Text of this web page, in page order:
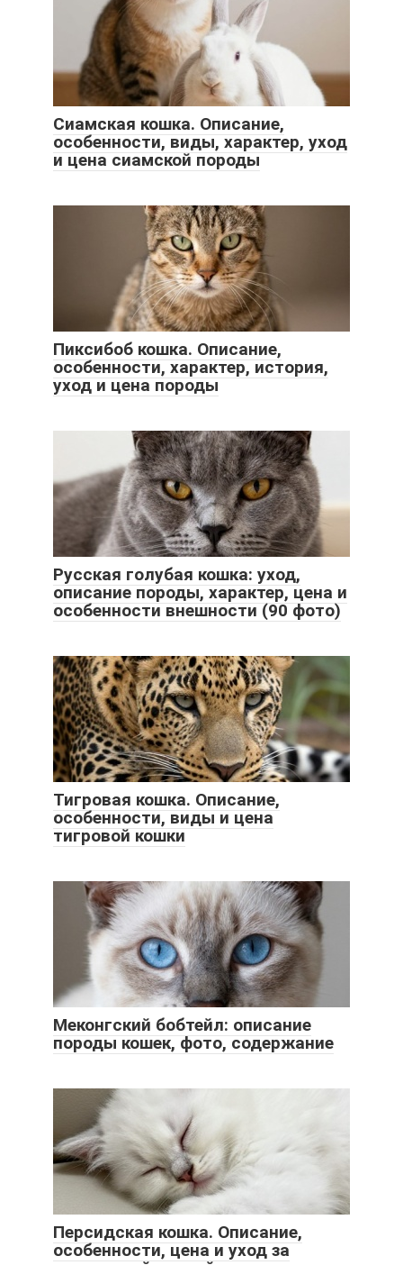
Сиамская кошка. Описание,
особенности, виды, характер, уход
и цена сиамской породы
Пиксибоб кошка. Описание,
особенности, характер, история,
уход и цена породы
Русская голубая кошка: уход,
описание породы, характер, цена и
особенности внешности (90 фото)
Тигровая кошка. Описание,
особенности, виды и цена
тигровой кошки
Меконгский бобтейл: описание
породы кошек, фото, содержание
Персидская кошка. Описание,
особенности, цена и уход за